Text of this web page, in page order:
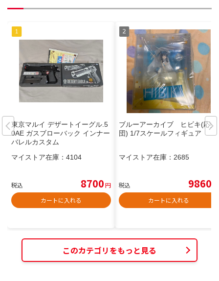
東京マルイ デザートイーグル.5
0AE ガスブローバック インナー
バレルカスタム
マイストア在庫： 4104
税込 8700円
カートに入れる
ブルーアーカイブ ヒビキ(応援
団) 1/7スケールフィギュア
マイストア在庫： 2685
税込 9860
カートに入れる
このカテゴリをもっと見る